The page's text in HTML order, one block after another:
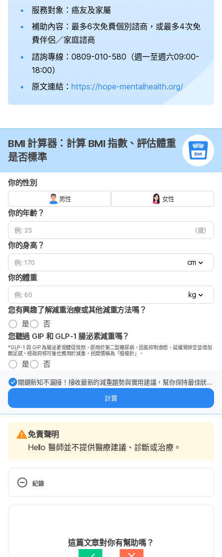
服務對象：癌友及家屬
補助內容：最多6次免費個別諮商，或最多4次免
費伴侶／家庭諮商
諮詢專線：0809-010-580（週一至週六09:00-
18:00）
原文連結： https://hope-mentalhealth.org/
BMI 計算器：計算 BMI 指數、評估體重
是否標準
你的性別
男性 女性
你的年齡？
（歲）
你的身高？
cm
你的體重
kg
您有興趣了解減重治療或其他減重方法嗎？
是
否
您聽過 GIP 和 GLP-1 腸泌素減重嗎？
*GLP-1 與 GIP 為腸泌素受體促效劑，原用於第二型糖尿病，因能抑制食慾、延緩胃排空並增加
飽足感，經政府核可後也應用於減重，民間慣稱為「瘦瘦針」。
是 否
關鍵新知不漏接！接收最新的減重趨勢與實用建議，幫你保持最佳狀
計算
免責聲明
Hello 醫師並不提供醫療建議、診斷或治療。
紀錄
HOPE癌症知識庫
這篇文章對你有幫助嗎？